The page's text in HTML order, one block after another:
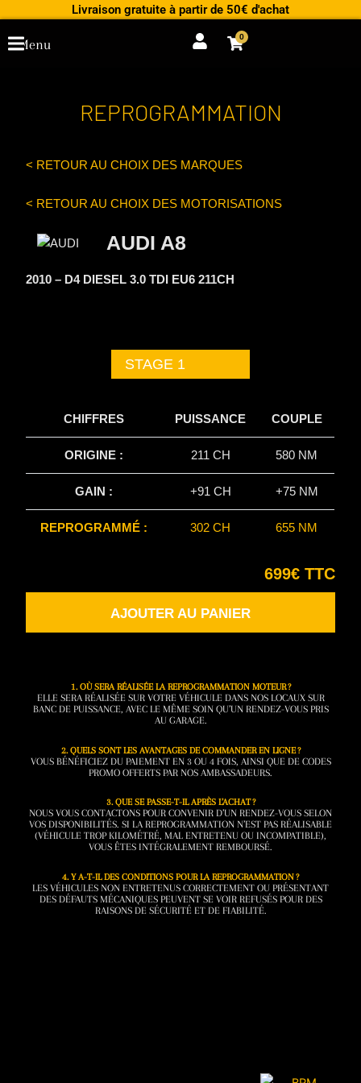
contenu
Livraison gratuite à partir de 50€ d'achat
0
Cart
Menu
REPROGRAMMATION
< RETOUR AU CHOIX DES MARQUES
< RETOUR AU CHOIX DES MOTORISATIONS
AUDI A8
2010 – D4 DIESEL 3.0 TDI EU6 211CH
STAGE 1
CHIFFRES PUISSANCE COUPLE
ORIGINE : 211 CH 580 NM
GAIN : +91 CH +75 NM
REPROGRAMMÉ : 302 CH 655 NM
699€ TTC
AJOUTER AU PANIER
1. OÙ SERA RÉALISÉE LA REPROGRAMMATION MOTEUR ?
ELLE SERA RÉALISÉE SUR VOTRE VÉHICULE DANS NOS LOCAUX SUR
BANC DE PUISSANCE, AVEC LE MÊME SOIN QU’UN RENDEZ-VOUS PRIS
AU GARAGE.
2. QUELS SONT LES AVANTAGES DE COMMANDER EN LIGNE ?
VOUS BÉNÉFICIEZ DU PAIEMENT EN 3 OU 4 FOIS, AINSI QUE DE CODES
PROMO OFFERTS PAR NOS AMBASSADEURS.
3. QUE SE PASSE-T-IL APRÈS L’ACHAT ?
NOUS VOUS CONTACTONS POUR CONVENIR D’UN RENDEZ-VOUS SELON
VOS DISPONIBILITÉS. SI LA REPROGRAMMATION N’EST PAS RÉALISABLE
(VÉHICULE TROP KILOMÉTRÉ, MAL ENTRETENU OU INCOMPATIBLE),
VOUS ÊTES INTÉGRALEMENT REMBOURSÉ.
4. Y A-T-IL DES CONDITIONS POUR LA REPROGRAMMATION ?
LES VÉHICULES NON ENTRETENUS CORRECTEMENT OU PRÉSENTANT
DES DÉFAUTS MÉCANIQUES PEUVENT SE VOIR REFUSÉS POUR DES
RAISONS DE SÉCURITÉ ET DE FIABILITÉ.